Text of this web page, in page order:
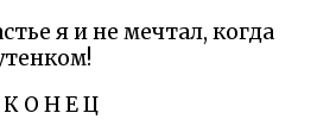
я и не мечтал, когда
К О Н Е Ц